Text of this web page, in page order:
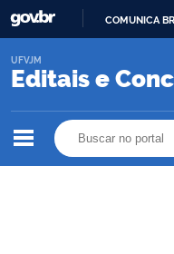
COMUNICA BR
Editais e
UFVJM